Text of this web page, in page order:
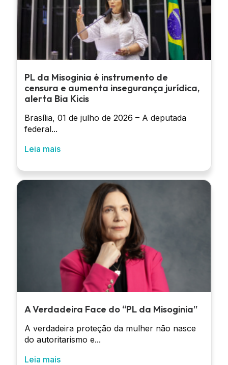
PL da Misoginia é instrumento de
censura e aumenta insegurança jurídica,
alerta Bia Kicis
Brasília, 01 de julho de 2026 – A deputada
federal...
Leia mais
A Verdadeira Face do “PL da Misoginia”
A verdadeira proteção da mulher não nasce
do autoritarismo e...
Leia mais